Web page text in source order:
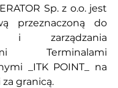
Sp. z o.o. jest
przeznaczoną do
i zarządzania
Terminalami
_ITK POINT_ na
granicą.